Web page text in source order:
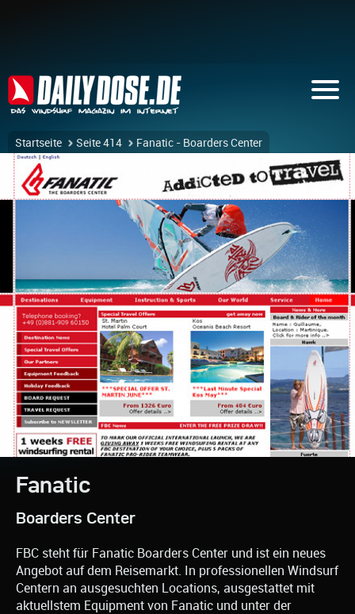
Startseite Seite 414 Fanatic - Boarders Center
Fanatic
Boarders Center
FBC steht für Fanatic Boarders Center und ist ein neues
Angebot auf dem Reisemarkt. In professionellen Windsurf
Centern an ausgesuchten Locations, ausgestattet mit
aktuellstem Equipment von Fanatic und unter der